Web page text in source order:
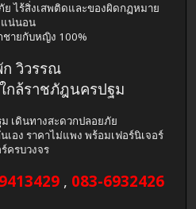
ไร้สิ่งเสพติดและของผิดกฏหมาย
แน่นอน
ายกับหญิง 100%
วิวรรณ
กล้ราชภัฎนครปฐม
เดินทางสะดวกปลอยภัย
เอง ราคาไม่แพง พร้อมเฟอร์นิเจอร์
ครบวงจร
, 083-6932426